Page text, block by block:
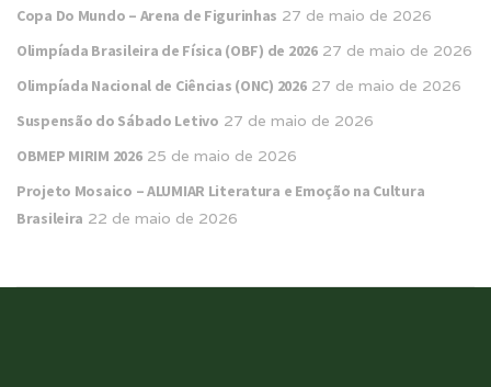
Copa Do Mundo – Arena de Figurinhas 27 de maio de 2026
Olimpíada Brasileira de Física (OBF) de 2026 27 de maio de 2026
Olimpíada Nacional de Ciências (ONC) 2026 27 de maio de 2026
Suspensão do Sábado Letivo 27 de maio de 2026
OBMEP MIRIM 2026 25 de maio de 2026
Projeto Mosaico – ALUMIAR Literatura e Emoção na Cultura
Brasileira 22 de maio de 2026